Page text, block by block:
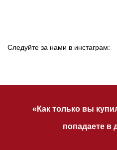
Следуйте за нами в инстаграм:
«Как только вы
попадаете в